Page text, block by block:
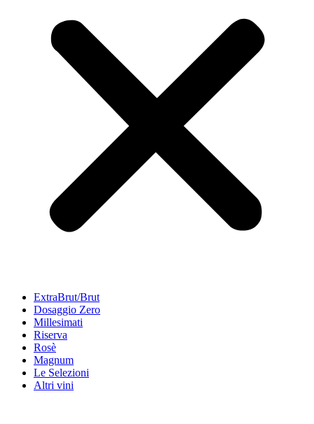
ExtraBrut/Brut
Dosaggio Zero
Millesimati
Riserva
Rosè
Magnum
Le Selezioni
Altri vini